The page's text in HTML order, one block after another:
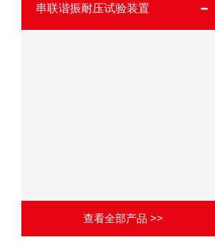
串联谐振耐压试验装置
查看全部产品 >>